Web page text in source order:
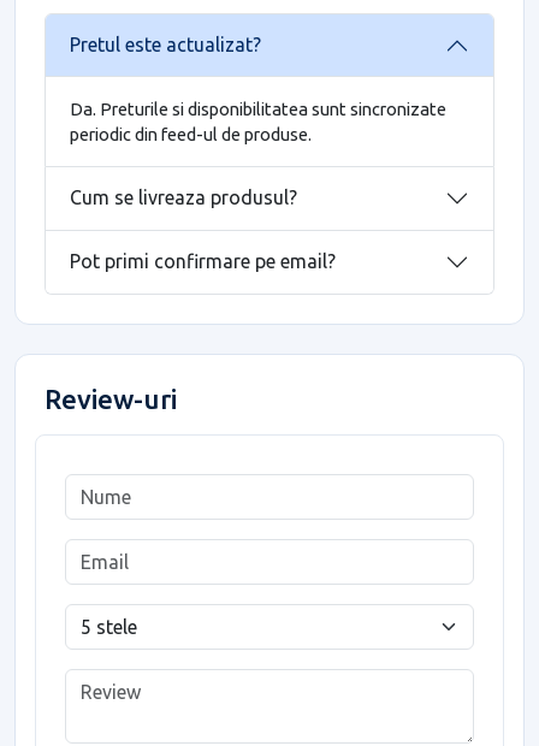
Pretul este actualizat?
Da. Preturile si disponibilitatea sunt sincronizate
periodic din feed-ul de produse.
Cum se livreaza produsul?
Pot primi confirmare pe email?
Review-uri